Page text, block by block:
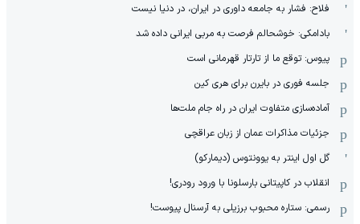
فلاح: فشار به جامعه داوری در ایران، در دنیا نیست
بادامکی: خوشحالم فرصت به مربی ایرانی داده شد
پیوس: توقع ما از تارتار قهرمانی است
جلسه فوری در بایرن برای هری کین
آماده‌سازی متفاوت ایران در راه جام ملت‌ها
جزئیات مذاکرات عمان از زبان عراقچی
گل اول اینتر به یوونتوس (دیمارکو)
انقلاب در کاپیتانی بارسلونا با ورود رودری!
رسمی: ستاره محبوب برزیلی به آرسنال پیوست!